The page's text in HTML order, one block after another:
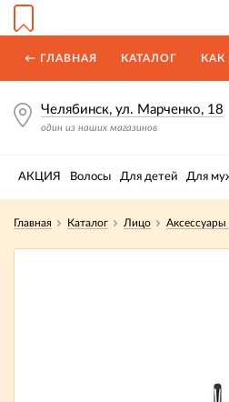
← ГЛАВНАЯ КАТАЛОГ КАК
Челябинск, ул. Марченко, 18
один из наших магазинов
АКЦИЯ Волосы Для детей Для
Главная Каталог Лицо